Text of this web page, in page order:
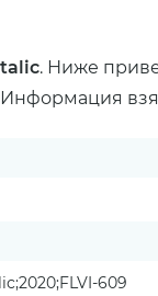
. Ниже
609